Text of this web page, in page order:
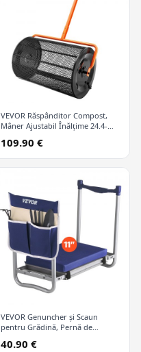
VEVOR Răspânditor Compost,
Mâner Ajustabil Înălțime 24.4-
și Paie pentru Gazon și Grădină
cu Clanțe Laterale, Coș Plasă Oțel
Acoperit cu Praf pentru
Răspândire Balegă, Sol Vegetal,
109.90 €
VEVOR Genuncher și Scaun
pentru Grădină, Pernă de
Sturm pentru Genunchi în
40.90 €